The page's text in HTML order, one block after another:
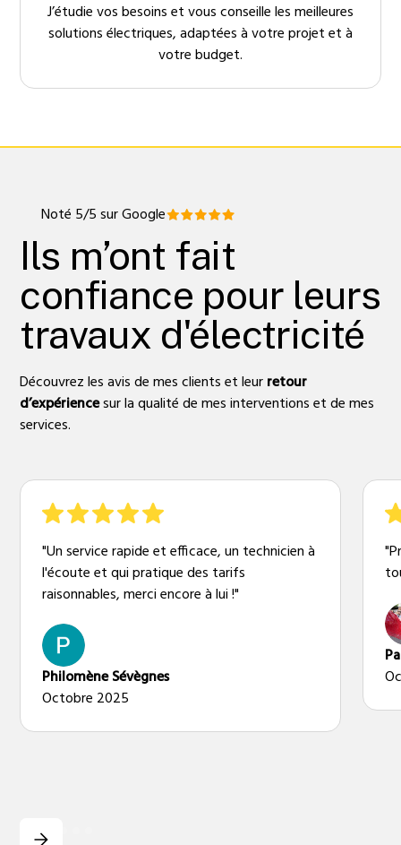
J’étudie vos besoins et vous conseille les meilleures
solutions électriques, adaptées à votre projet et à
votre budget.
Noté 5/5 sur Google
Ils m’ont fait
confiance pour leurs
travaux d'électricité
Découvrez les avis de mes clients et leurretour
d’expériencesur la qualité de mes interventions et de mes
services.
"Un service rapide et efficace, un technicien à
l'écoute et qui pratique des tarifs
raisonnables, merci encore à lui !"
Philomène Sévègnes
Octobre 2025